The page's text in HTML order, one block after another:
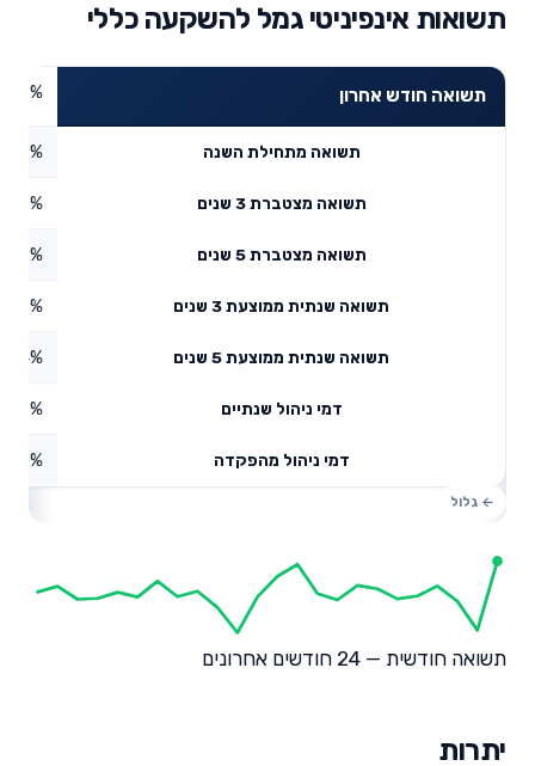
תשואות אינפיניטי גמל להשקעה כללי
תשואה חודש אחרון
תשואה מתחילת השנה 4.2%
תשואה מצטברת 3 שנים
תשואה מצטברת 5 שנים
תשואה שנתית ממוצעת 3 שנים
תשואה שנתית ממוצעת 5 שנים
דמי ניהול שנתיים
דמי ניהול מהפקדה 0%
תשואה חודשית — 24 חודשים אחרונים
יתרות